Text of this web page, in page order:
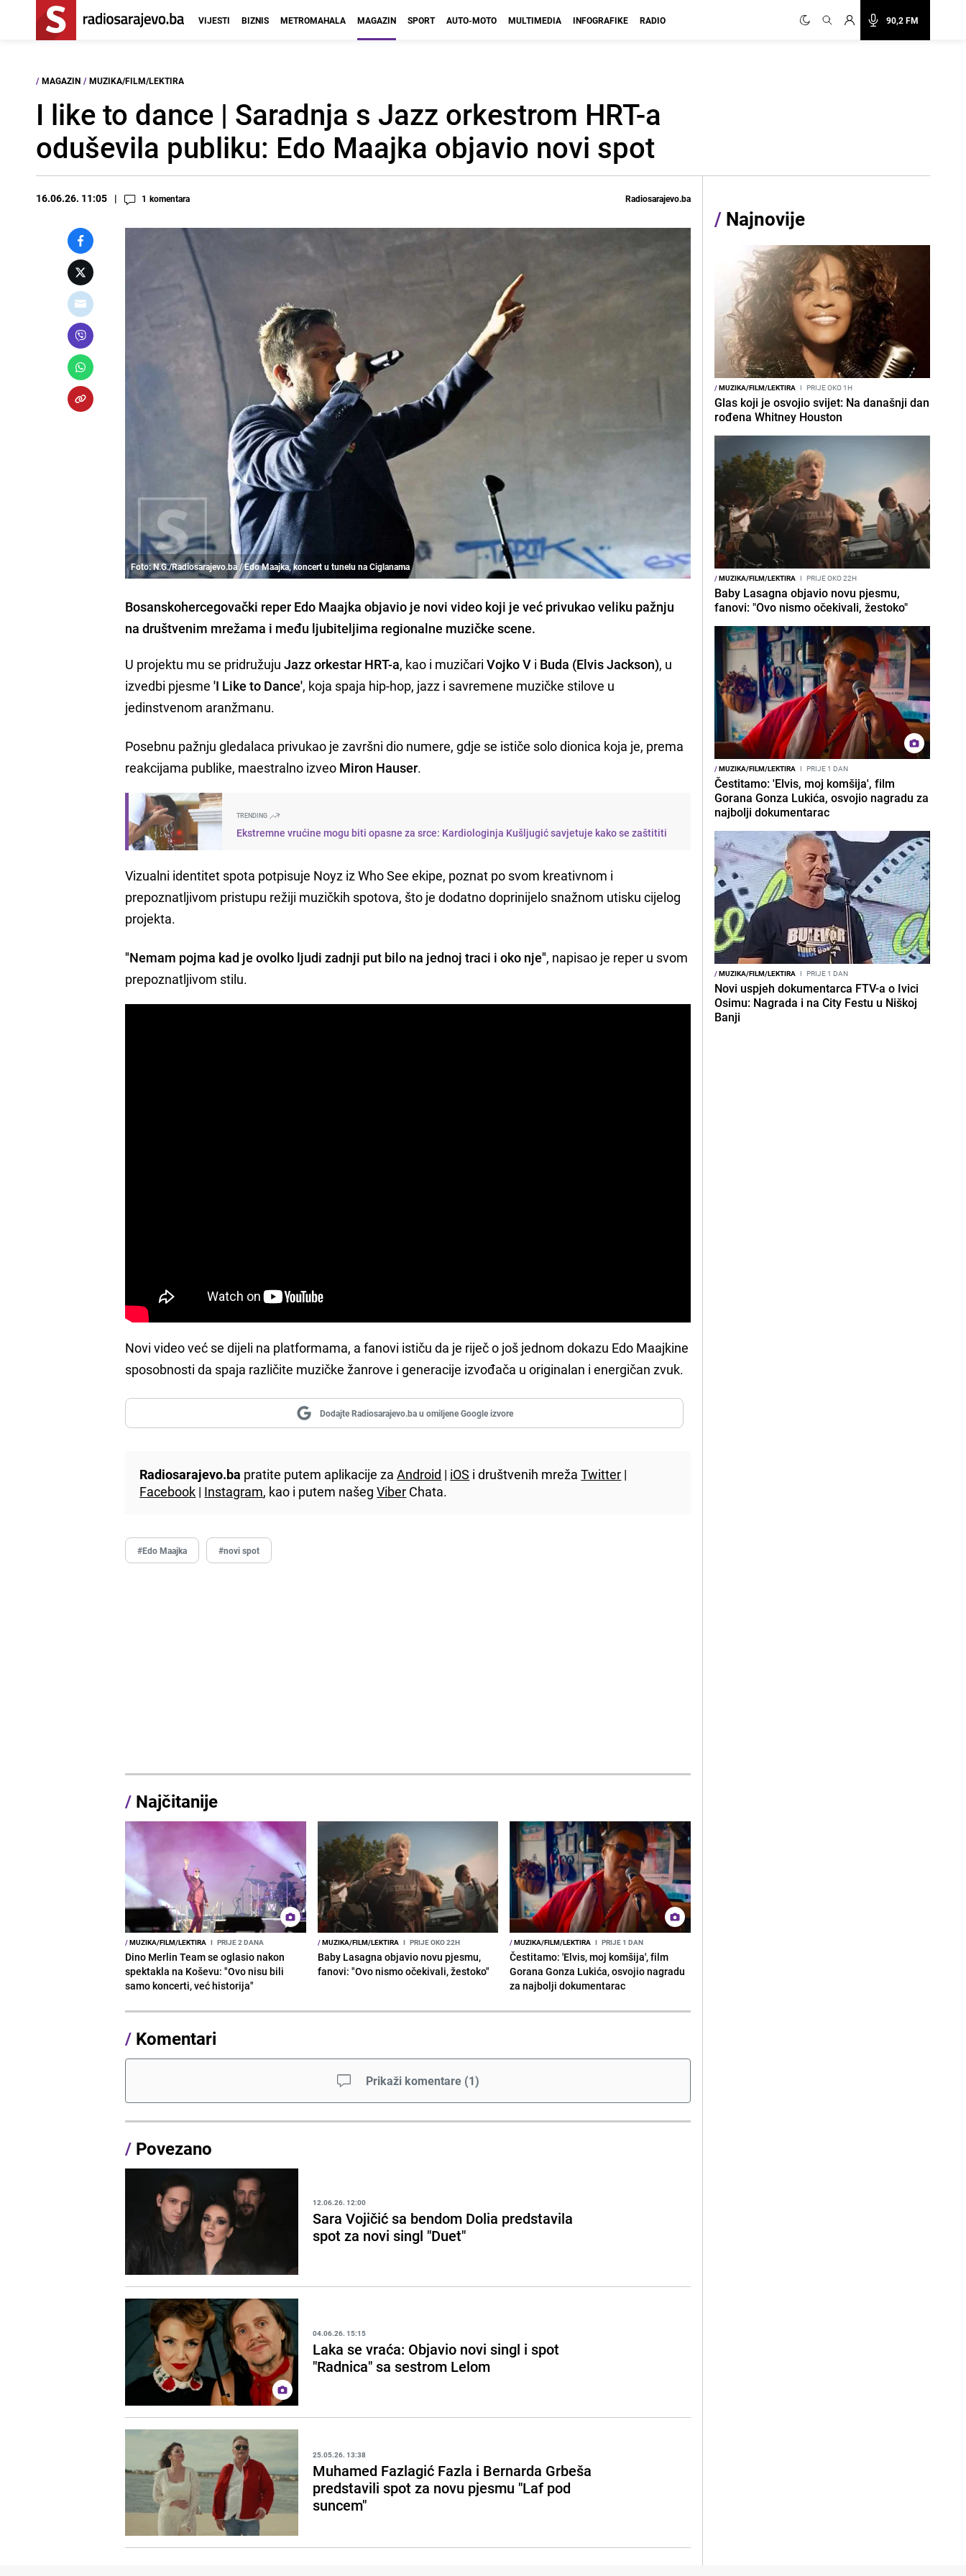
90,2 FM
VIJESTI BIZNIS METROMAHALA MAGAZIN SPORT AUTO-MOTO MULTIMEDIA INFOGRAFIKE RADIO
/ MAGAZIN / MUZIKA/FILM/LEKTIRA
I like to dance | Saradnja s Jazz orkestrom HRT-a
oduševila publiku: Edo Maajka objavio novi spot
16.06.26. 11:05 1 komentara Radiosarajevo.ba
Foto: N.G./Radiosarajevo.ba / Edo Maajka, koncert u tunelu na Ciglanama
Bosanskohercegovački reper Edo Maajka objavio je novi video koji je već privukao veliku pažnju
na društvenim mrežama i među ljubiteljima regionalne muzičke scene.
U projektu mu se pridružujuJazz orkestar HRT-a, kao i muzičari Vojko V i Buda (Elvis Jackson), u
izvedbi pjesme'I Like to Dance', koja spaja hip-hop, jazz i savremene muzičke stilove u
jedinstvenom aranžmanu.
Posebnu pažnju gledalaca privukao je završni dio numere, gdje se ističe solo dionica koja je, prema
reakcijama publike, maestralno izveo Miron Hauser.
TRENDING
Ekstremne vrućine mogu biti opasne za srce: Kardiologinja Kušljugić savjetuje kako se zaštititi
Vizualni identitet spota potpisuje Noyz iz Who See ekipe, poznat po svom kreativnom i
prepoznatljivom pristupu režiji muzičkih spotova, što je dodatno doprinijelo snažnom utisku cijelog
projekta.
"Nemam pojma kad je ovolko ljudi zadnji put bilo na jednoj traci i oko nje", napisao je reper u svom
prepoznatljivom stilu.
Novi video već se dijeli na platformama, a fanovi ističu da je riječ o još jednom dokazu Edo Maajkine
sposobnosti da spaja različite muzičke žanrove i generacije izvođača u originalan i energičan zvuk.
Dodajte Radiosarajevo.ba u omiljene Google izvore
Radiosarajevo.ba pratite putem aplikacije zaAndroid | iOS i društvenih mrežaTwitter |
Facebook | Instagram, kao i putem našegViber Chata.
#Edo Maajka #novi spot
/ Najčitanije
/MUZIKA/FILM/LEKTIRA I PRIJE 2 DANA
Dino Merlin Team se oglasio nakon
spektakla na Koševu: "Ovo nisu bili
samo koncerti, već historija"
/MUZIKA/FILM/LEKTIRA I PRIJE OKO 22H
Baby Lasagna objavio novu pjesmu,
fanovi: "Ovo nismo očekivali, žestoko"
/MUZIKA/FILM/LEKTIRA I PRIJE 1 DAN
Čestitamo: 'Elvis, moj komšija', film
Gorana Gonza Lukića, osvojio nagradu
za najbolji dokumentarac
/ Komentari
Prikaži komentare (1)
/ Povezano
12.06.26. 12:00
Sara Vojičić sa bendom Dolia predstavila
spot za novi singl "Duet"
04.06.26. 15:15
Laka se vraća: Objavio novi singl i spot
"Radnica" sa sestrom Lelom
25.05.26. 13:38
Muhamed Fazlagić Fazla i Bernarda Grbeša
predstavili spot za novu pjesmu "Laf pod
suncem"
/ Najnovije
/MUZIKA/FILM/LEKTIRA I PRIJE OKO 1H
Glas koji je osvojio svijet: Na današnji dan
rođena Whitney Houston
/MUZIKA/FILM/LEKTIRA I PRIJE OKO 22H
Baby Lasagna objavio novu pjesmu,
fanovi: "Ovo nismo očekivali, žestoko"
/MUZIKA/FILM/LEKTIRA I PRIJE 1 DAN
Čestitamo: 'Elvis, moj komšija', film
Gorana Gonza Lukića, osvojio nagradu za
najbolji dokumentarac
/MUZIKA/FILM/LEKTIRA I PRIJE 1 DAN
Novi uspjeh dokumentarca FTV-a o Ivici
Osimu: Nagrada i na City Festu u Niškoj
Banji